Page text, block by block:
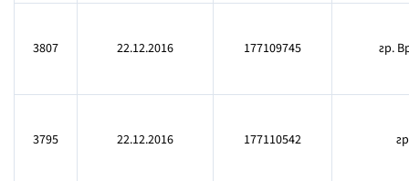
3807 22.12.2016 177109745 гр.
3795 22.12.2016 177110542